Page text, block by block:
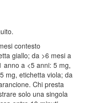
contesto
giallo; da >6 mesi a
anno a <5 anni: 5 mg,
mg, etichetta viola; da
Chi presta
solo una singola